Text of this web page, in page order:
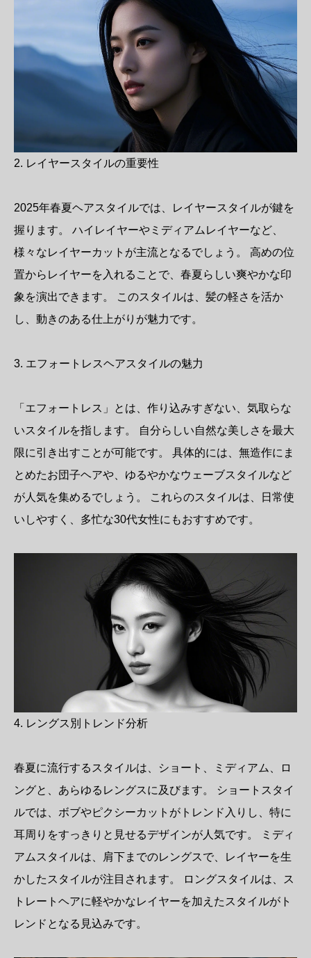
2. レイヤースタイルの重要性
2025年春夏ヘアスタイルでは、レイヤースタイルが鍵を
握ります。 ハイレイヤーやミディアムレイヤーなど、
様々なレイヤーカットが主流となるでしょう。 高めの位
置からレイヤーを入れることで、春夏らしい爽やかな印
象を演出できます。 このスタイルは、髪の軽さを活か
し、動きのある仕上がりが魅力です。
3. エフォートレスヘアスタイルの魅力
「エフォートレス」とは、作り込みすぎない、気取らな
いスタイルを指します。 自分らしい自然な美しさを最大
限に引き出すことが可能です。 具体的には、無造作にま
とめたお団子ヘアや、ゆるやかなウェーブスタイルなど
が人気を集めるでしょう。 これらのスタイルは、日常使
いしやすく、多忙な30代女性にもおすすめです。
4. レングス別トレンド分析
春夏に流行するスタイルは、ショート、ミディアム、ロ
ングと、あらゆるレングスに及びます。 ショートスタイ
ルでは、ボブやピクシーカットがトレンド入りし、特に
耳周りをすっきりと見せるデザインが人気です。 ミディ
アムスタイルは、肩下までのレングスで、レイヤーを生
かしたスタイルが注目されます。 ロングスタイルは、ス
トレートヘアに軽やかなレイヤーを加えたスタイルがト
レンドとなる見込みです。